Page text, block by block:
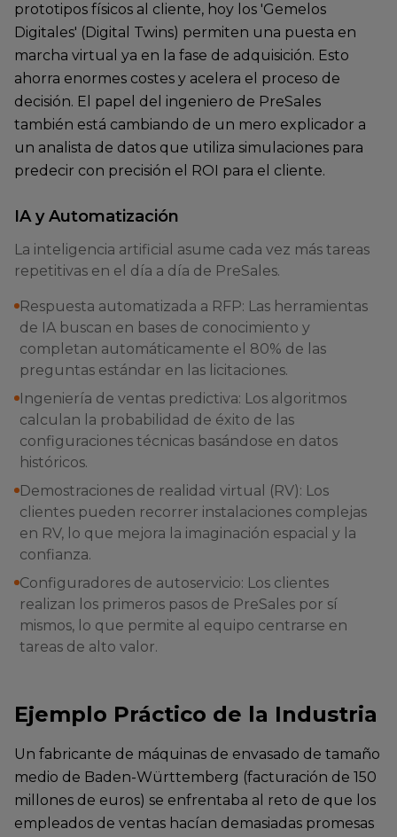
prototipos físicos al cliente, hoy los 'Gemelos
Digitales' (Digital Twins) permiten una puesta en
marcha virtual ya en la fase de adquisición. Esto
ahorra enormes costes y acelera el proceso de
decisión. El papel del ingeniero de PreSales
también está cambiando de un mero explicador a
un analista de datos que utiliza simulaciones para
predecir con precisión el ROI para el cliente.
IA y Automatización
La inteligencia artificial asume cada vez más tareas
repetitivas en el día a día de PreSales.
Respuesta automatizada a RFP: Las herramientas
de IA buscan en bases de conocimiento y
completan automáticamente el 80% de las
preguntas estándar en las licitaciones.
Ingeniería de ventas predictiva: Los algoritmos
calculan la probabilidad de éxito de las
configuraciones técnicas basándose en datos
históricos.
Demostraciones de realidad virtual (RV): Los
clientes pueden recorrer instalaciones complejas
en RV, lo que mejora la imaginación espacial y la
confianza.
Configuradores de autoservicio: Los clientes
realizan los primeros pasos de PreSales por sí
mismos, lo que permite al equipo centrarse en
tareas de alto valor.
Ejemplo Práctico de la Industria
Un fabricante de máquinas de envasado de tamaño
medio de Baden-Württemberg (facturación de 150
millones de euros) se enfrentaba al reto de que los
empleados de ventas hacían demasiadas promesas